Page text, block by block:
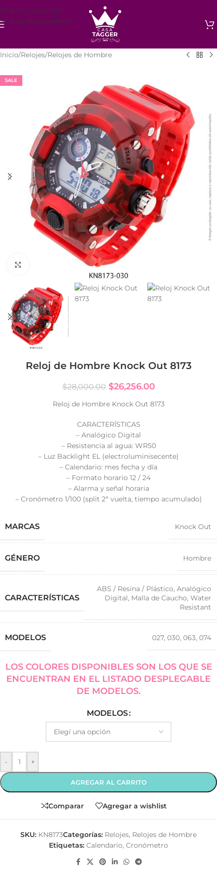
Skip to navigation
Skip to main content
Inicio/Relojes/Relojes de Hombre
SALE
Reloj de Hombre Knock Out 8173
$28,000.00 $26,256.00
Reloj de Hombre Knock Out 8173
CARACTERÍSTICAS
– Analógico Digital
– Resistencia al agua: WR50
– Luz Backlight EL (electroluminisecente)
– Calendario: mes fecha y día
– Formato horario 12 / 24
– Alarma y señal horaria
– Cronómetro 1/100 (split 2ª vuelta, tiempo acumulado)
MARCAS Knock Out
GÉNERO Hombre
CARACTERÍSTICAS
ABS / Resina / Plástico, Analógico
Digital, Malla de Caucho, Water
Resistant
MODELOS 027, 030, 063, 074
LOS COLORES DISPONIBLES SON LOS QUE SE
ENCUENTRAN EN EL LISTADO DESPLEGABLE
DE MODELOS.
MODELOS
- +
AGREGAR AL CARRITO
Comparar Agregar a wishlist
SKU: KN8173Categorías: Relojes, Relojes de Hombre
Etiquetas: Calendario, Cronómetro